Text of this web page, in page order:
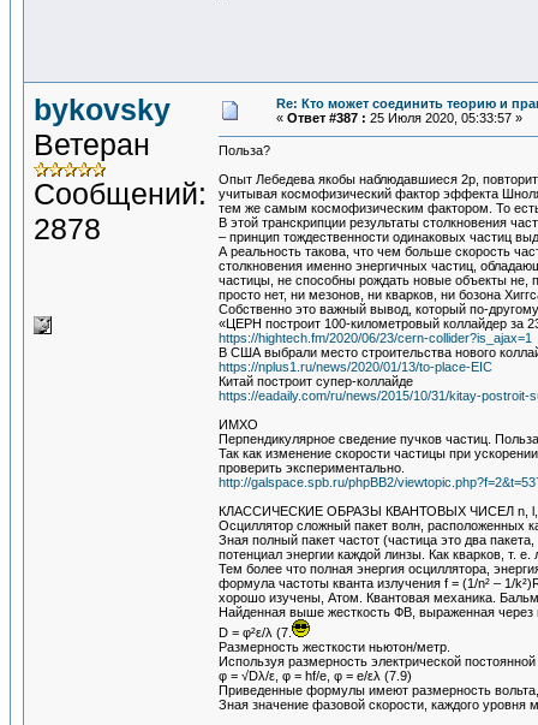
bykovsky
Ветеран
Сообщений:
2878
Re: Кто может соединить теорию и
« Ответ #387 : 25 Июля 2020, 05:33:57 »
Польза?
Опыт Лебедева якобы наблюдавшиеся 2р,
учитывая космофизический фактор эффекта
тем же самым космофизическим фактором. То есть
В этой транскрипции результаты столкновения
– принцип тождественности одинаковых частиц
А реальность такова, что чем больше скорость
столкновения именно энергичных частиц,
частицы, не способны рождать новые объекты не,
просто нет, ни мезонов, ни кварков, ни бозона
Собственно это важный вывод, который по-
«ЦЕРН построит 100-километровый коллайдер за
https://hightech.fm/2020/06/23/cern-collider?is_ajax=1
В США выбрали место строительства нового
https://nplus1.ru/news/2020/01/13/to-place-EIC
Китай построит супер-коллайде
https://eadaily.com/ru/news/2015/10/31/kitay-postroit-
ИМХО
Перпендикулярное сведение пучков частиц.
Так как изменение скорости частицы при
проверить экспериментально.
http://galspace.spb.ru/phpBB2/
КЛАССИЧЕСКИЕ ОБРАЗЫ КВАНТОВЫХ ЧИСЕЛ n, l,
Осциллятор сложный пакет волн, расположенных
Зная полный пакет частот (частица это два
потенциал энергии каждой линзы. Как кварков, т.
Тем более что полная энергия осциллятора,
формула частоты кванта излучения f = (1/n² – 1/
хорошо изучены, Атом. Квантовая механика.
Найденная выше жесткость ФВ, выраженная через
D = φ²ε/λ (7.
Размерность жесткости ньютон/метр.
Используя размерность электрической
φ = √Dλ/ε, φ = hf/e, φ = e/ελ (7.9)
Приведенные формулы имеют размерность
Зная значение фазовой скорости, каждого уровня